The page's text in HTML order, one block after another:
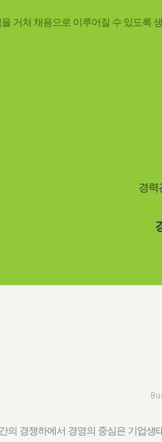
거쳐 채용으로 이루어질 수 있도록
경력
의 경쟁하에서 경영의 중심은 기업